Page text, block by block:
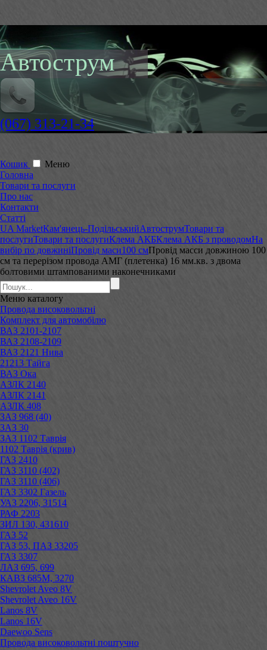
Автострум
(067) 313-21-34
Кошик
Меню
Головна
Товари та послуги
Про нас
Контакти
Статті
UA MarketКам'янець-ПодільськийАвтострумТовари та
послугиТовари та послугиКлема АКБКлема АКБ з проводомНа
вибір по довжиніПровід маси100 смПровід масси довжиною 100
см та перерізом провода АМГ (плетенка) 16 мм.кв. з двома
болтовими штампованими наконечниками
Меню каталогу
Провода високовольтні
Комплект для автомобілю
ВАЗ 2101-2107
ВАЗ 2108-2109
ВАЗ 2121 Нива
21213 Тайга
ВАЗ Ока
АЗЛК 2140
АЗЛК 2141
АЗЛК 408
ЗАЗ 968 (40)
ЗАЗ 30
ЗАЗ 1102 Таврія
1102 Таврія (крив)
ГАЗ 2410
ГАЗ 3110 (402)
ГАЗ 3110 (406)
ГАЗ 3302 Газель
УАЗ 2206, 31514
РАФ 2203
ЗИЛ 130, 431610
ГАЗ 52
ГАЗ 53, ПАЗ 33205
ГАЗ 3307
ЛАЗ 695, 699
КАВЗ 685М, 3270
Shevrolet Aveo 8V
Shevrolet Aveo 16V
Lanos 8V
Lanos 16V
Daewoo Sens
Провода високовольтні поштучно